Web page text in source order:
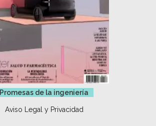
Promesas de la ingeniería
Aviso Legal y Privacidad